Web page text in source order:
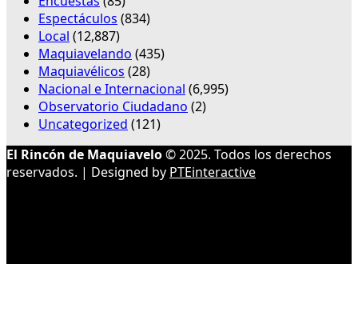
Espectáculos (834)
Local (12,887)
Maquiavelando (435)
Maquiavélicos (28)
Nacional e Internacional (6,995)
Observatorio Ciudadano (2)
Uncategorized (121)
El Rincón de Maquiavelo© 2025. Todos los derechos
reservados. | Designed by PTEinteractive